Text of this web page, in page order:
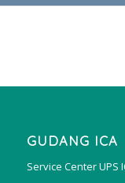
GUDANG ICA
Service Center UPS